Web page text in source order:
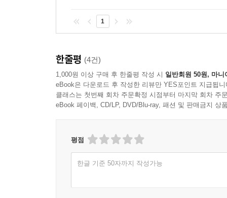
1
한줄평 (4건)
1,000원 이상 구매 후 한줄평 작성 시 일반회원 50원, 마니
eBook은 다운로드 후 작성한 리뷰만 YES포인트 지급됩니
클래스는 첫번째 회차 주문확정 시점부터 마지막 회차 주
eBook 페이백, CD/LP, DVD/Blu-ray, 패션 및 판매금지 상
평점
한글 기준 50자까지 작성가능